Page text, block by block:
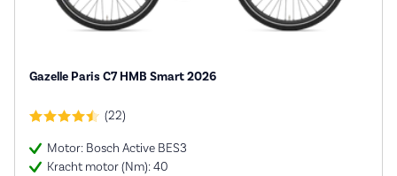
Gazelle Paris C7 HMB Smart 2026
(22)
Motor: Bosch Active BES3
Kracht motor (Nm): 40